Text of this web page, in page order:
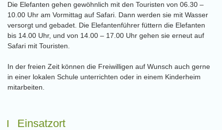
Die Elefanten gehen gewöhnlich mit den Touristen von 06.30 –
10.00 Uhr am Vormittag auf Safari. Dann werden sie mit Wasser
versorgt und gebadet. Die Elefantenführer füttern die Elefanten
bis 14.00 Uhr, und von 14.00 – 17.00 Uhr gehen sie erneut auf
Safari mit Touristen.
In der freien Zeit können die Freiwilligen auf Wunsch auch gerne
in einer lokalen Schule unterrichten oder in einem Kinderheim
mitarbeiten.
Einsatzort